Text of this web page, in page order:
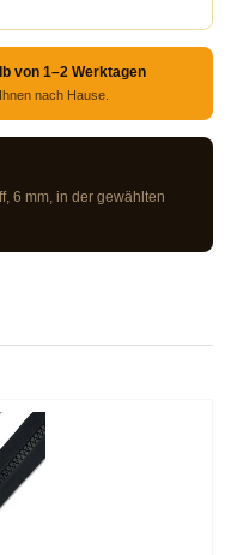
von 1–2 Werktagen
nach Hause.
6 mm, in der gewählten